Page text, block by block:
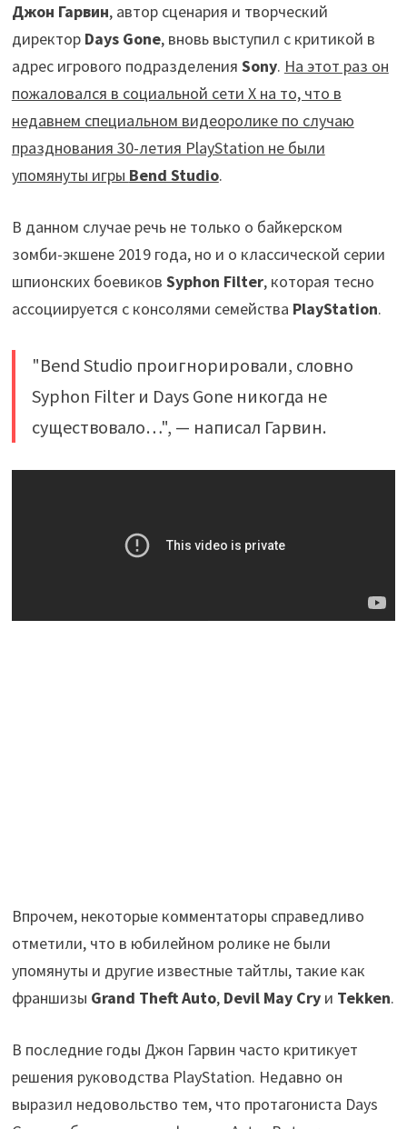
Джон Гарвин, автор сценария и творческий
директор Days Gone, вновь выступил с критикой в
адрес игрового подразделения Sony. На этот раз он
пожаловался в социальной сети X на то, что в
недавнем специальном видеоролике по случаю
празднования 30-летия PlayStation не были
упомянуты игры Bend Studio.
В данном случае речь не только о байкерском
зомби-экшене 2019 года, но и о классической серии
шпионских боевиков Syphon Filter, которая тесно
ассоциируется с консолями семейства PlayStation.
"Bend Studio проигнорировали, словно
Syphon Filter и Days Gone никогда не
существовало…", — написал Гарвин.
Впрочем, некоторые комментаторы справедливо
отметили, что в юбилейном ролике не были
упомянуты и другие известные тайтлы, такие как
франшизы Grand Theft Auto,Devil May Cry и Tekken.
В последние годы Джон Гарвин часто критикует
решения руководства PlayStation. Недавно он
выразил недовольство тем, что протагониста Days